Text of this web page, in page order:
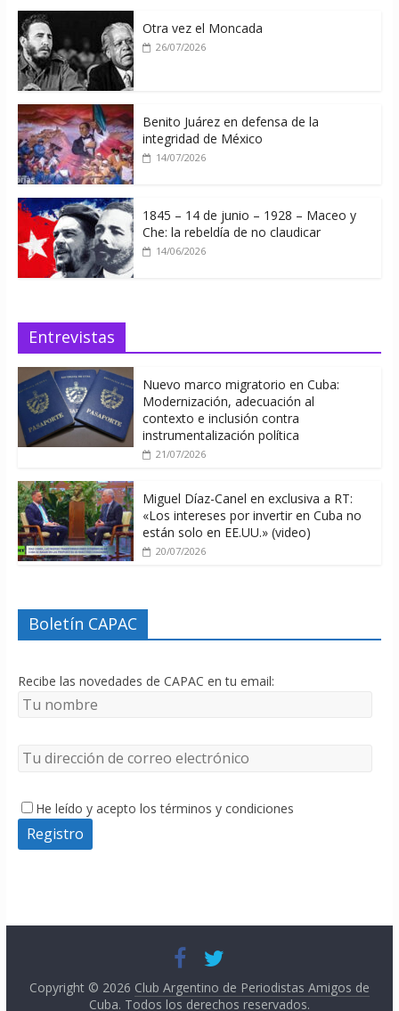
Otra vez el Moncada
26/07/2026
Benito Juárez en defensa de la
integridad de México
14/07/2026
1845 – 14 de junio – 1928 – Maceo y
Che: la rebeldía de no claudicar
14/06/2026
Entrevistas
Nuevo marco migratorio en Cuba:
Modernización, adecuación al
contexto e inclusión contra
instrumentalización política
21/07/2026
Miguel Díaz-Canel en exclusiva a RT:
«Los intereses por invertir en Cuba no
están solo en EE.UU.» (video)
20/07/2026
Boletín CAPAC
Recibe las novedades de CAPAC en tu email:
He leído y acepto los términos y condiciones
Copyright © 2026 Club Argentino de Periodistas Amigos de
Cuba. Todos los derechos reservados.